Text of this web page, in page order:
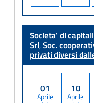
Societa' di
Srl, Soc.
privati diversi
01
Aprile
10
Aprile